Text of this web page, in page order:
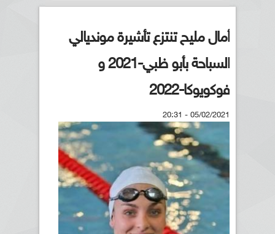
أمال مليح تنتزع تأشيرة مونديالي
السباحة بأبو ظبي-2021 و
فوكويوكا-2022
05/02/2021 - 20:31